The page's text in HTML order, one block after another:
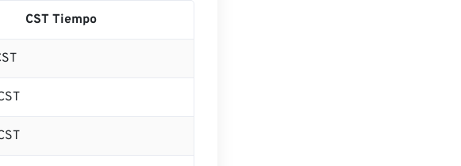
CST Tiempo